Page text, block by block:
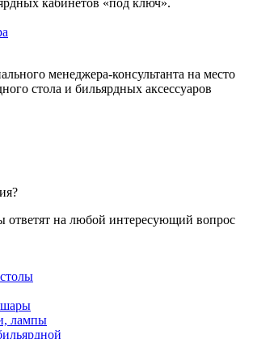
менеджера-консультанта на место
стола и бильярдных аксессуаров
ответят на любой интересующий вопрос
шары
лампы